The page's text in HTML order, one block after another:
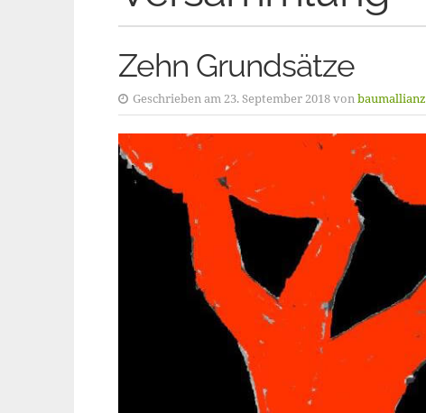
Zehn Grundsätze
Geschrieben am 23. September 2018 vonbaumallianz